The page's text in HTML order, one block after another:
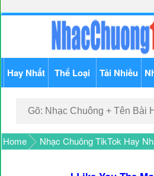
Hay Nhất Thể Loại Tải Nhiều
Home Nhạc Chuông TikTok Hay